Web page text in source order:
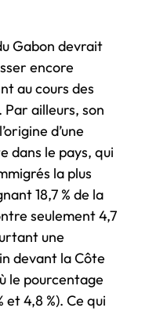
Gabon devrait
encore
au cours des
ailleurs, son
d’une
dans le pays, qui
la plus
18,7 % de la
seulement 4,7
une
devant la Côte
le pourcentage
4,8 %). Ce qui